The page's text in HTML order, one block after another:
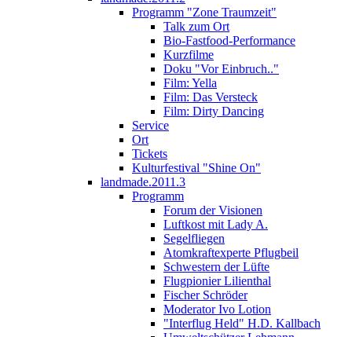
Programm "Zone Traumzeit"
Talk zum Ort
Bio-Fastfood-Performance
Kurzfilme
Doku "Vor Einbruch.."
Film: Yella
Film: Das Versteck
Film: Dirty Dancing
Service
Ort
Tickets
Kulturfestival "Shine On"
landmade.2011.3
Programm
Forum der Visionen
Luftkost mit Lady A.
Segelfliegen
Atomkraftexperte Pflugbeil
Schwestern der Lüfte
Flugpionier Lilienthal
Fischer Schröder
Moderator Ivo Lotion
"Interflug Held" H.D. Kallbach